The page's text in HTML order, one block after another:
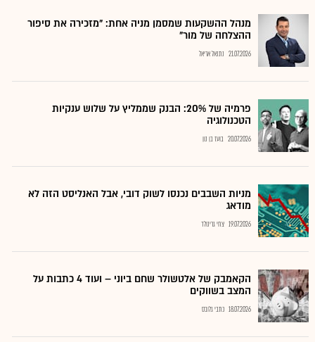
מנהל ההשקעות שמסמן מניה אחת: "מזכירה את סיפור
ההצלחה של מור"
21.07.2026 נתנאל אריאל
פרמיה של 20%: הבנק שממליץ על שלוש ענקיות
הטכנולוגיה
20.07.2026 בועז בן נון
מניות השבבים נכנסו לשוק דובי, אבל האנליסט הזה לא
מודאג
19.07.2026 צחי גרינולד
הקאמבק של אלטשולר שחם ביוני – ועוד 4 כתבות על
המצב בשווקים
18.07.2026 כתבי גלובס